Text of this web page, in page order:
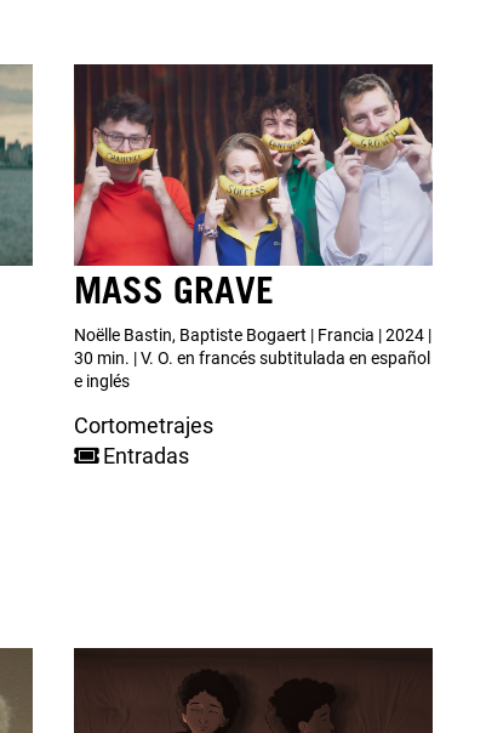
MASS GRAVE
Noëlle Bastin, Baptiste Bogaert | Francia | 2024 |
30 min. | V. O. en francés subtitulada en español
e inglés
Cortometrajes
Entradas